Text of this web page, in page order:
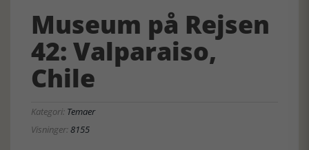
Museum på Rejsen
42: Valparaiso,
Chile
Kategori: Temaer
Visninger:8155